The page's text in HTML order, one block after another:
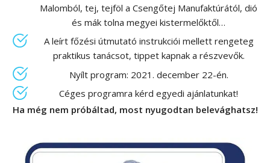
Malomból, tej, tejföl a Csengőtej Manufaktúrától, dió
és mák tolna megyei kistermelőktől…
A leírt főzési útmutató instrukciói mellett rengeteg
praktikus tanácsot, tippet kapnak a részvevők.
Nyílt program: 2021. december 22-én.
Céges programra kérd egyedi ajánlatunkat!
Ha még nem próbáltad, most nyugodtan belevághatsz!